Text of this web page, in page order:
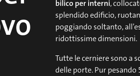
bilico per interni,
splendido edificio,
poggiando soltanto,
ridottissime dimensioni.
Tutte le cerniere sono a
delle porte. Pur